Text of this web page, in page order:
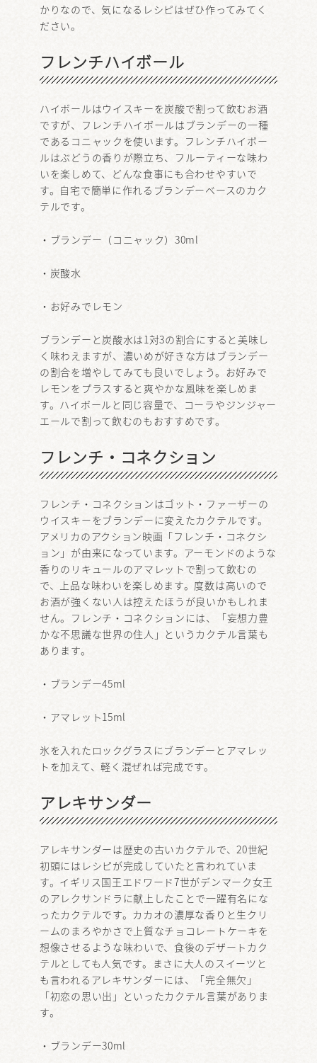
かりなので、気になるレシピはぜひ作ってみてく
ださい。
フレンチハイボール
ハイボールはウイスキーを炭酸で割って飲むお酒
ですが、フレンチハイボールはブランデーの一種
であるコニャックを使います。フレンチハイボー
ルはぶどうの香りが際立ち、フルーティーな味わ
いを楽しめて、どんな食事にも合わせやすいで
す。自宅で簡単に作れるブランデーベースのカク
テルです。
・ブランデー（コニャック）30ml
・炭酸水
・お好みでレモン
ブランデーと炭酸水は1対3の割合にすると美味し
く味わえますが、濃いめが好きな方はブランデー
の割合を増やしてみても良いでしょう。お好みで
レモンをプラスすると爽やかな風味を楽しめま
す。ハイボールと同じ容量で、コーラやジンジャー
エールで割って飲むのもおすすめです。
フレンチ・コネクション
フレンチ・コネクションはゴット・ファーザーの
ウイスキーをブランデーに変えたカクテルです。
アメリカのアクション映画「フレンチ・コネクシ
ョン」が由来になっています。アーモンドのような
香りのリキュールのアマレットで割って飲むの
で、上品な味わいを楽しめます。度数は高いので
お酒が強くない人は控えたほうが良いかもしれま
せん。フレンチ・コネクションには、「妄想力豊
かな不思議な世界の住人」というカクテル言葉も
あります。
・ブランデー45ml
・アマレット15ml
氷を入れたロックグラスにブランデーとアマレッ
トを加えて、軽く混ぜれば完成です。
アレキサンダー
アレキサンダーは歴史の古いカクテルで、20世紀
初頭にはレシピが完成していたと言われていま
す。イギリス国王エドワード7世がデンマーク女王
のアレクサンドラに献上したことで一躍有名にな
ったカクテルです。カカオの濃厚な香りと生クリ
ームのまろやかさで上質なチョコレートケーキを
想像させるような味わいで、食後のデザートカク
テルとしても人気です。まさに大人のスイーツと
も言われるアレキサンダーには、「完全無欠」
「初恋の思い出」といったカクテル言葉がありま
す。
・ブランデー30ml